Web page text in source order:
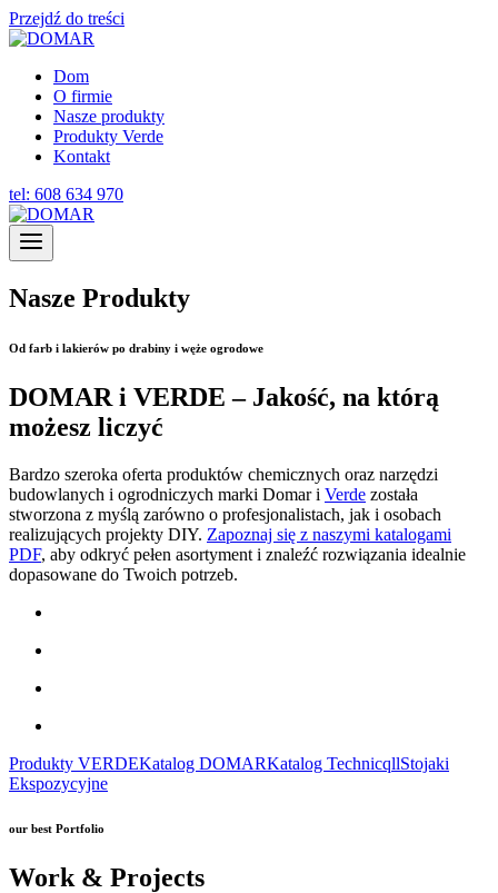
Przejdź do treści
Dom
O firmie
Nasze produkty
Produkty Verde
Kontakt
tel: 608 634 970
Nasze Produkty
Od farb i lakierów po drabiny i węże ogrodowe
DOMAR i VERDE – Jakość, na którą
możesz liczyć
Bardzo szeroka oferta produktów chemicznych oraz narzędzi
budowlanych i ogrodniczych marki Domar i Verde została
stworzona z myślą zarówno o profesjonalistach, jak i osobach
realizujących projekty DIY. Zapoznaj się z naszymi katalogami
PDF, aby odkryć pełen asortyment i znaleźć rozwiązania idealnie
dopasowane do Twoich potrzeb.
Produkty VERDEKatalog DOMARKatalog TechnicqllStojaki
Ekspozycyjne
our best Portfolio
Work & Projects